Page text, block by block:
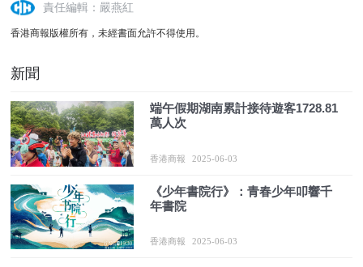
責任編輯：嚴燕紅
香港商報版權所有，未經書面允許不得使用。
新聞
端午假期湖南累計接待遊客1728.81
萬人次
香港商報 2025-06-03
《少年書院行》：青春少年叩響千
年書院
香港商報 2025-06-03